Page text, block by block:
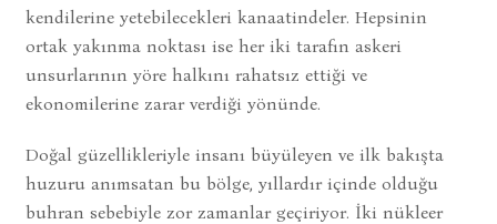
kendilerine yetebilecekleri kanaatindeler. Hepsinin
ortak yakınma noktası ise her iki tarafın askeri
unsurlarının yöre halkını rahatsız ettiği ve
ekonomilerine zarar verdiği yönünde.
Doğal güzellikleriyle insanı büyüleyen ve ilk bakışta
huzuru anımsatan bu bölge, yıllardır içinde olduğu
buhran sebebiyle zor zamanlar geçiriyor. İki nükleer